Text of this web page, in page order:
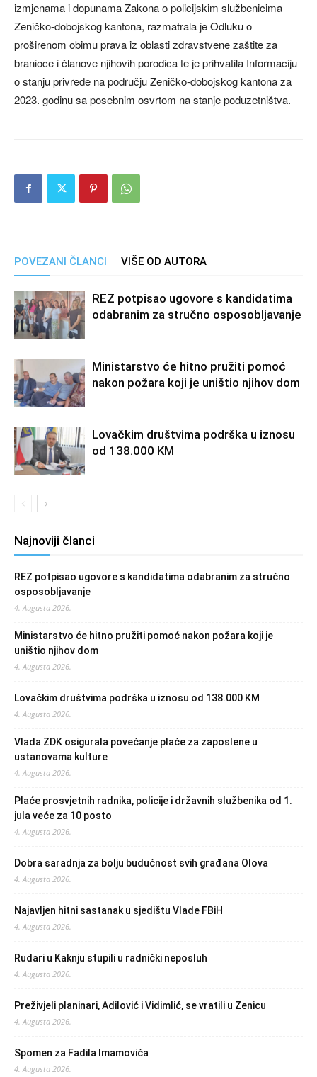
izmjenama i dopunama Zakona o policijskim službenicima
Zeničko-dobojskog kantona, razmatrala je Odluku o
proširenom obimu prava iz oblasti zdravstvene zaštite za
branioce i članove njihovih porodica te je prihvatila Informaciju
o stanju privrede na području Zeničko-dobojskog kantona za
2023. godinu sa posebnim osvrtom na stanje poduzetništva.
POVEZANI ČLANCI VIŠE OD AUTORA
REZ potpisao ugovore s kandidatima
odabranim za stručno osposobljavanje
Ministarstvo će hitno pružiti pomoć
nakon požara koji je uništio njihov dom
Lovačkim društvima podrška u iznosu
od 138.000 KM
Najnoviji članci
REZ potpisao ugovore s kandidatima odabranim za stručno
osposobljavanje
4. Augusta 2026.
Ministarstvo će hitno pružiti pomoć nakon požara koji je
uništio njihov dom
4. Augusta 2026.
Lovačkim društvima podrška u iznosu od 138.000 KM
4. Augusta 2026.
Vlada ZDK osigurala povećanje plaće za zaposlene u
ustanovama kulture
4. Augusta 2026.
Plaće prosvjetnih radnika, policije i državnih službenika od 1.
jula veće za 10 posto
4. Augusta 2026.
Dobra saradnja za bolju budućnost svih građana Olova
4. Augusta 2026.
Najavljen hitni sastanak u sjedištu Vlade FBiH
4. Augusta 2026.
Rudari u Kaknju stupili u radnički neposluh
4. Augusta 2026.
Preživjeli planinari, Adilović i Vidimlić, se vratili u Zenicu
4. Augusta 2026.
Spomen za Fadila Imamovića
4. Augusta 2026.